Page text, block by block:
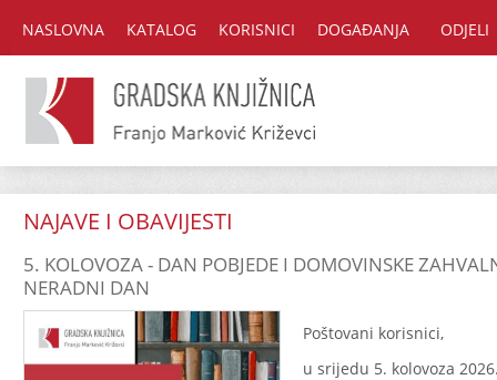
NASLOVNA KATALOG KORISNICI DOGAĐANJA ODJELI
NAJAVE I OBAVIJESTI
5. KOLOVOZA - DAN POBJEDE I DOMOVINSKE
NERADNI DAN
Poštovani korisnici,
u srijedu 5. kolovoza